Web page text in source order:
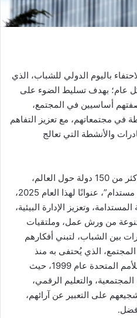
باليوم الدولي للشباب، الذي
من كل عام؛ بهدف تسليط الضوء على
أساسيين في المجتمع،
في مجتمعاتهم، مع تعزيز التفاهم
والأنشطة التي تعالج
ويأتي هذا اليوم، الذي تحتفي به أكثر من 150 دولة حول العالم،
“تمكين الشباب من أجل مستقبل مستدام”، عنوانًا لهذا العام 2025،
وتعزيز الإدارة البيئية،
من ورش عمل، وملتقيات
بين الشباب، لتبني أفكارهم
المجتمع، الذي يُحتفى به منذ
اعتماده من قبل الجمعية العامة للأمم المتحدة عام 1999، حيث
والتعليم الرقمي،
على التعبير عن آرائهم،